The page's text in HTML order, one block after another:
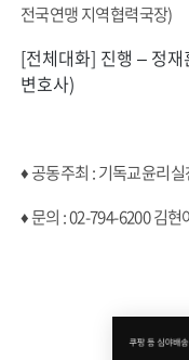
전국연맹 지역협력국장)
[전체대화] 진행 – 정
변호사)
♦ 공동주최 : 기독교윤리
♦ 문의 : 02-794-6200 김현